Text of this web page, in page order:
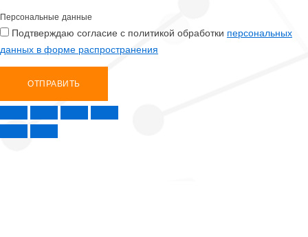
Персональные данные
Подтверждаю согласие с политикой обработки персональных
данных в форме распространения
ОТПРАВИТЬ